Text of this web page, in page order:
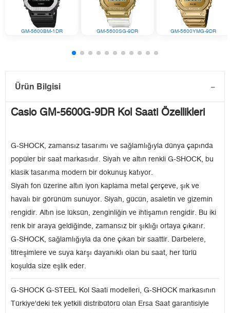
GM-5600BM-1DR GM-5600SG-9DR GM-5600YMG-9DR
Ürün Bilgisi
Casio GM-5600G-9DR Kol Saati Özellikleri
G-SHOCK, zamansız tasarımı ve sağlamlığıyla dünya çapında
popüler bir saat markasıdır. Siyah ve altın renkli G-SHOCK, bu
klasik tasarıma modern bir dokunuş katıyor.
Siyah fon üzerine altın iyon kaplama metal çerçeve, şık ve
havalı bir görünüm sunuyor. Siyah, gücün, asaletin ve gizemin
rengidir. Altın ise lüksün, zenginliğin ve ihtişamın rengidir. Bu iki
renk bir araya geldiğinde, zamansız bir şıklığı ortaya çıkarır.
G-SHOCK, sağlamlığıyla da öne çıkan bir saattir. Darbelere,
titreşimlere ve suya karşı dayanıklı olan bu saat, her türlü
koşulda size eşlik eder.
G-SHOCK G-STEEL Kol Saati modelleri, G-SHOCK markasının
Türkiye'deki tek yetkili distribütörü olan Ersa Saat garantisiyle